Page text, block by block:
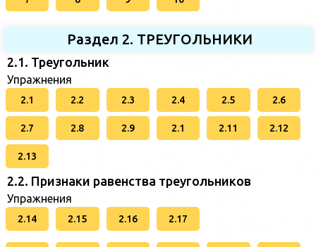
Раздел 2. ТРЕУГОЛЬНИКИ
2.1. Треугольник
Упражнения
2.1 2.2 2.3 2.4 2.5 2.6
2.7 2.8 2.9 2.1 2.11 2.12
2.13
2.2. Признаки равенства треугольников
Упражнения
2.14 2.15 2.16 2.17